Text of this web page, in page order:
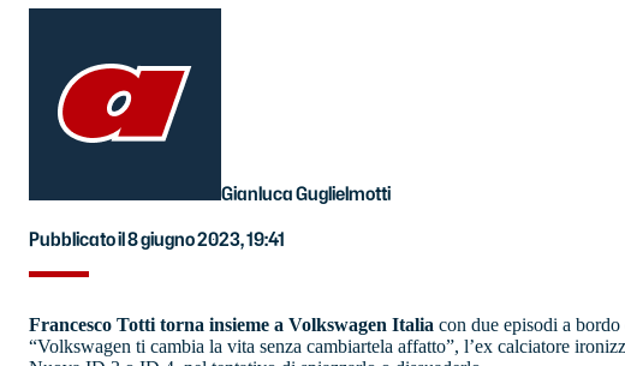
Gianluca Guglielmotti
Pubblicato il 8 giugno 2023, 19:41
Francesco Totti torna insieme a Volkswagen Italia con due episodi a
“Volkswagen ti cambia la vita senza cambiartela affatto”, l’ex calciatore